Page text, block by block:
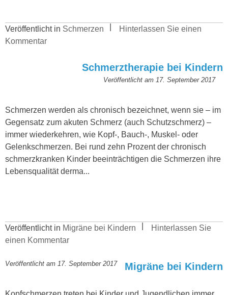
Veröffentlicht in Schmerzen
Hinterlassen Sie einen
Kommentar
Schmerztherapie bei Kindern
Veröffentlicht am 17. September 2017
Schmerzen werden als chronisch bezeichnet, wenn sie – im
Gegensatz zum akuten Schmerz (auch Schutzschmerz) –
immer wiederkehren, wie Kopf-, Bauch-, Muskel- oder
Gelenkschmerzen. Bei rund zehn Prozent der chronisch
schmerzkranken Kinder beeinträchtigen die Schmerzen ihre
Lebensqualität derma...
Veröffentlicht in Migräne bei Kindern
Hinterlassen Sie
einen Kommentar
Migräne bei Kindern
Veröffentlicht am 17. September 2017